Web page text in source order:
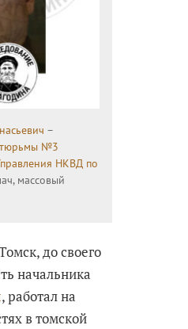
–
№3
НКВД по
массовый
до своего
начальника
, работал на
в томской